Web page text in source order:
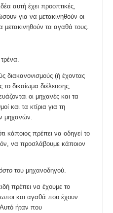
αυτή έχει προοπτικές,
για να μετακινηθούν οι
μετακινηθούν τα αγαθά τους.
διακανονισμούς (ή έχοντας
δικαίωμα διέλευσης,
οι μηχανές και τα
και τα κτίρια για τη
μηχανών.
κάποιος πρέπει να οδηγεί το
να προσλάβουμε κάποιον
του μηχανοδηγού.
πρέπει να έχουμε το
και αγαθά που έχουν
ήταν που